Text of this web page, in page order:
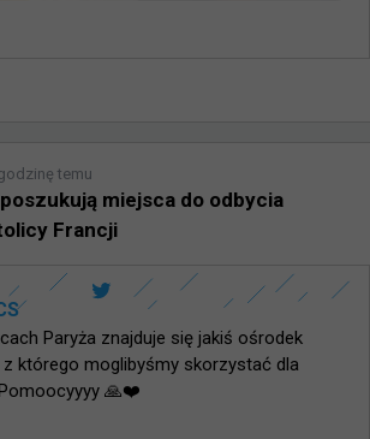
temu
miejsca do odbycia
Francji
Paryża znajduje się jakiś ośrodek
z którego moglibyśmy skorzystać dla
🙏❤️